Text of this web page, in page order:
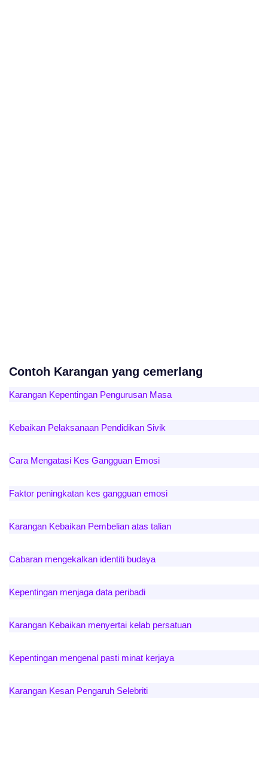
Contoh Karangan yang cemerlang
Karangan Kepentingan Pengurusan Masa
Kebaikan Pelaksanaan Pendidikan Sivik
Cara Mengatasi Kes Gangguan Emosi
Faktor peningkatan kes gangguan emosi
Karangan Kebaikan Pembelian atas talian
Cabaran mengekalkan identiti budaya
Kepentingan menjaga data peribadi
Karangan Kebaikan menyertai kelab persatuan
Kepentingan mengenal pasti minat kerjaya
Karangan Kesan Pengaruh Selebriti